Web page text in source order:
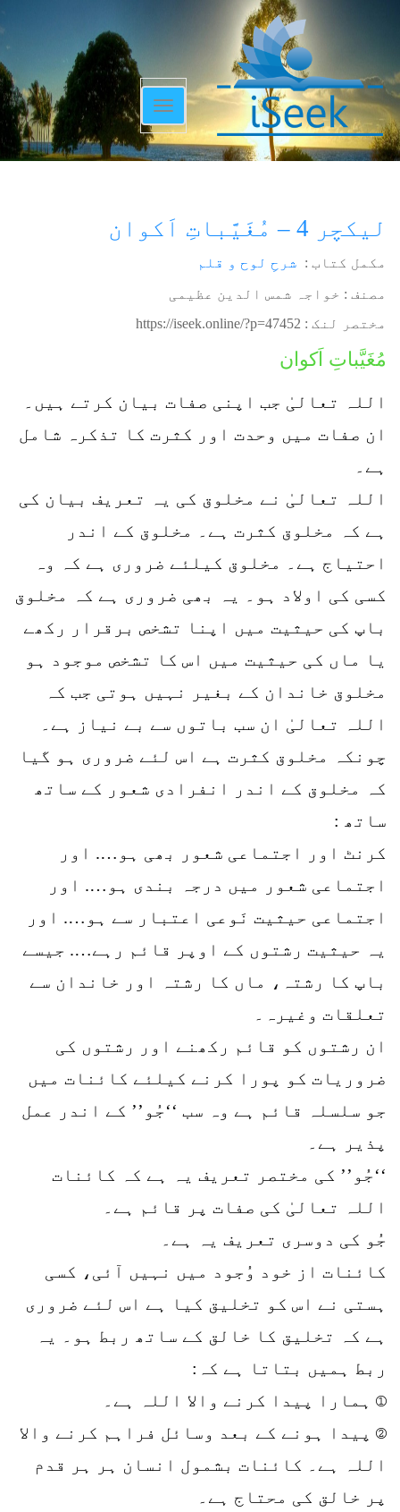
Toggle
navigation
لیکچر 4 – مُغَیَّباتِ اَکوان
مکمل کتاب : شرحِ لوح و قلم
مصنف : خواجہ شمس الدین عظیمی
مختصر لنک : https://iseek.online/?p=47452
مُغَیَّباتِ اَکوان
اللہ تعالیٰ جب اپنی صفات بیان کرتے ہیں۔
ان صفات میں وحدت اور کثرت کا تذکرہ شامل
ہے۔
اللہ تعالیٰ نے مخلوق کی یہ تعریف بیان کی
ہے کہ مخلوق کثرت ہے۔ مخلوق کے اندر
احتیاج ہے۔ مخلوق کیلئے ضروری ہے کہ وہ
کسی کی اولاد ہو۔ یہ بھی ضروری ہے کہ مخلوق
باپ کی حیثیت میں اپنا تشخص برقرار رکھے
یا ماں کی حیثیت میں اس کا تشخص موجود ہو
مخلوق خاندان کے بغیر نہیں ہوتی جب کہ
اللہ تعالیٰ ان سب باتوں سے بے نیاز ہے۔
چونکہ مخلوق کثرت ہے اس لئے ضروری ہو گیا
کہ مخلوق کے اندر انفرادی شعور کے ساتھ
ساتھ :
کرنٹ اور اجتماعی شعور بھی ہو…. اور
اجتماعی شعور میں درجہ بندی ہو…. اور
اجتماعی حیثیت نَوعی اعتبار سے ہو…. اور
یہ حیثیت رشتوں کے اوپر قائم رہے…. جیسے
باپ کا رشتہ، ماں کا رشتہ اور خاندان سے
تعلقات وغیرہ۔
ان رشتوں کو قائم رکھنے اور رشتوں کی
ضروریات کو پورا کرنے کیلئے کائنات میں
جو سلسلہ قائم ہے وہ سب ‘‘جُو’’ کے اندر عمل
پذیر ہے۔
‘‘جُو’’ کی مختصر تعریف یہ ہے کہ کائنات
اللہ تعالیٰ کی صفات پر قائم ہے۔
جُو کی دوسری تعریف یہ ہے۔
کائنات از خود وُجود میں نہیں آئی، کسی
ہستی نے اس کو تخلیق کیا ہے اس لئے ضروری
ہے کہ تخلیق کا خالق کے ساتھ ربط ہو۔ یہ
ربط ہمیں بتاتا ہے کہ:
① ہمارا پیدا کرنے والا اللہ ہے۔
② پیدا ہونے کے بعد وسائل فراہم کرنے والا
اللہ ہے۔ کائنات بشمول انسان ہر ہر قدم
پر خالق کی محتاج ہے۔